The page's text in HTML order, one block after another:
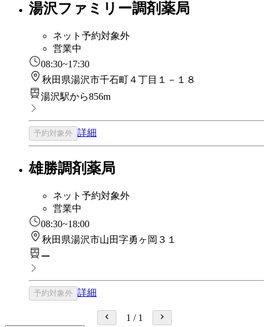
湯沢ファミリー調剤薬局
ネット予約対象外
営業中
08:30~17:30
秋田県湯沢市千石町４丁目１－１８
湯沢駅から856m
予約対象外 詳細
雄勝調剤薬局
ネット予約対象外
営業中
08:30~18:00
秋田県湯沢市山田字勇ヶ岡３１
ー
予約対象外 詳細
1 / 1